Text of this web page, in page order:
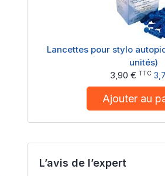
Lancettes pour stylo
unités)
3,90 € TTC
Ajouter au
L’avis de l’expert